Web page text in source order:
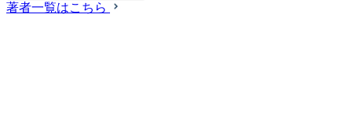
著者一覧はこちら